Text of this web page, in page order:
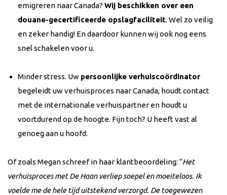
emigreren naar Canada? Wij beschikken over een
douane-gecertificeerde opslagfaciliteit. Wel zo veilig
en zeker handig! En daardoor kunnen wij ook nog eens
snel schakelen voor u.
Minder stress. Uw persoonlijke verhuiscoördinator
begeleidt uw verhuisproces naar Canada, houdt contact
met de internationale verhuispartner en houdt u
voortdurend op de hoogte. Fijn toch? U heeft vast al
genoeg aan u hoofd.
Of zoals Megan schreef in haar klantbeoordeling: “Het
verhuisproces met De Haan verliep soepel en moeiteloos. Ik
voelde me de hele tijd uitstekend verzorgd. De toegewezen